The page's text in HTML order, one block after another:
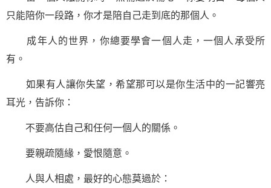
只能陪你一段路，你才是陪自己走到底的那個人。
成年人的世界，你總要學會一個人走，一個人承受所
有。
如果有人讓你失望，希望那可以是你生活中的一記響亮
耳光，告訴你：
不要高估自己和任何一個人的關係。
要親疏隨緣，愛恨隨意。
人與人相處，最好的心態莫過於：